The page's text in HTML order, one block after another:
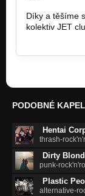
Díky a těšíme
kolektiv JET
PODOBNÉ
Hentai
thrash-
Dirty
punk-rock'n'roll
Plastic
alternative-